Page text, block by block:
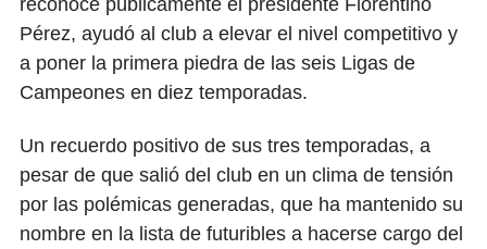
reconoce públicamente el presidente Florentino
Pérez, ayudó al club a elevar el nivel competitivo y
a poner la primera piedra de las seis Ligas de
Campeones en diez temporadas.
Un recuerdo positivo de sus tres temporadas, a
pesar de que salió del club en un clima de tensión
por las polémicas generadas, que ha mantenido su
nombre en la lista de futuribles a hacerse cargo del